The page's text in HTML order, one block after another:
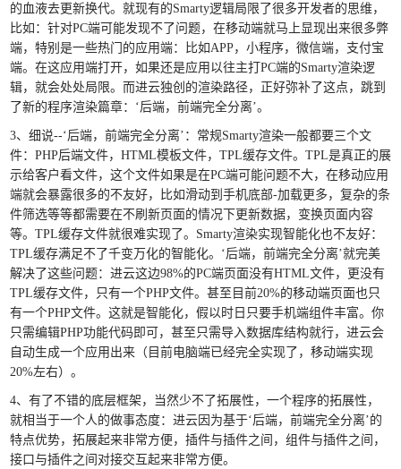
的血液去更新换代。就现有的Smarty逻辑局限了很多开发者的思维，
比如：针对PC端可能发现不了问题，在移动端就马上显现出来很多弊
端，特别是一些热门的应用端：比如APP，小程序，微信端，支付宝
端。在这应用端打开，如果还是应用以往主打PC端的Smarty渲染逻
辑，就会处处局限。而进云独创的渲染路径，正好弥补了这点，跳到
了新的程序渲染篇章：‘后端，前端完全分离’。
3、细说--‘后端，前端完全分离’：常规Smarty渲染一般都要三个文
件：PHP后端文件，HTML模板文件，TPL缓存文件。TPL是真正的展
示给客户看文件，这个文件如果是在PC端可能问题不大，在移动应用
端就会暴露很多的不友好，比如滑动到手机底部-加载更多，复杂的条
件筛选等等都需要在不刷新页面的情况下更新数据，变换页面内容
等。TPL缓存文件就很难实现了。Smarty渲染实现智能化也不友好：
TPL缓存满足不了千变万化的智能化。‘后端，前端完全分离’就完美
解决了这些问题：进云这边98%的PC端页面没有HTML文件，更没有
TPL缓存文件，只有一个PHP文件。甚至目前20%的移动端页面也只
有一个PHP文件。这就是智能化，假以时日只要手机端组件丰富。你
只需编辑PHP功能代码即可，甚至只需导入数据库结构就行，进云会
自动生成一个应用出来（目前电脑端已经完全实现了，移动端实现
20%左右）。
4、有了不错的底层框架，当然少不了拓展性，一个程序的拓展性，
就相当于一个人的做事态度：进云因为基于‘后端，前端完全分离’的
特点优势，拓展起来非常方便，插件与插件之间，组件与插件之间，
接口与插件之间对接交互起来非常方便。